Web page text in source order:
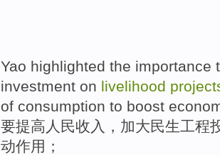
Yao highlighted the importance
investment on livelihood
of consumption to boost
要提高 人民收入 ， 加大民生工程
动作用 ；